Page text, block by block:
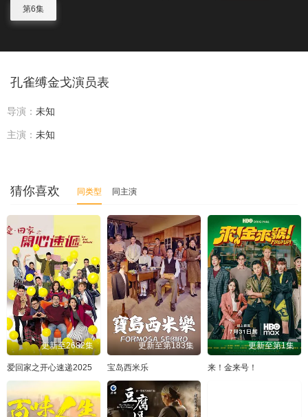
第6集
孔雀缚金戈演员表
导演： 未知
主演： 未知
猜你喜欢 同类型 同主演
更新至2682集
爱回家之开心速递2025
更新至第183集
宝岛西米乐
更新至第1集
来！金来号！